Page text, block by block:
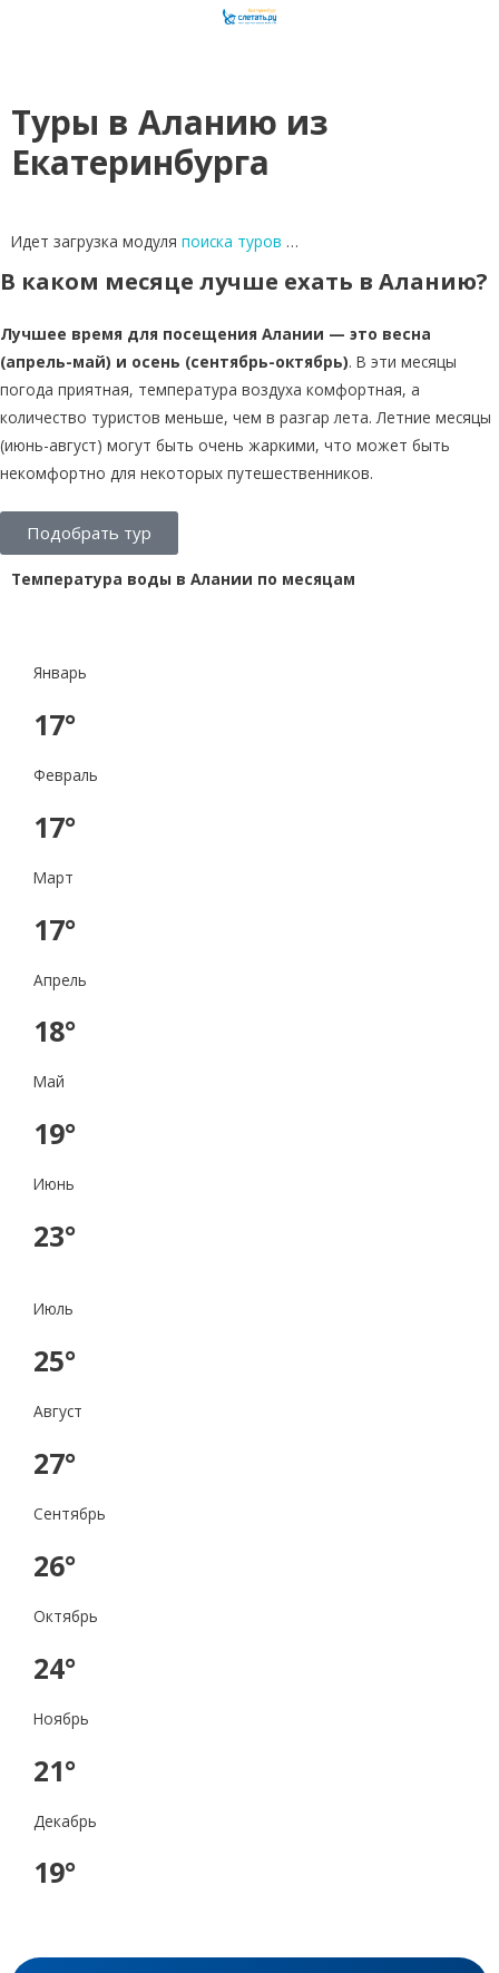
Туры в Аланию из
Екатеринбурга
Идет загрузка модуля поиска туров …
В каком месяце лучше ехать в Аланию?
Лучшее время для посещения Алании — это весна
(апрель-май) и осень (сентябрь-октябрь). В эти месяцы
погода приятная, температура воздуха комфортная, а
количество туристов меньше, чем в разгар лета. Летние месяцы
(июнь-август) могут быть очень жаркими, что может быть
некомфортно для некоторых путешественников.
Подобрать тур
Температура воды в Алании по месяцам
Январь
17°
Февраль
17°
Март
17°
Апрель
18°
Май
19°
Июнь
23°
Июль
25°
Август
27°
Сентябрь
26°
Октябрь
24°
Ноябрь
21°
Декабрь
19°